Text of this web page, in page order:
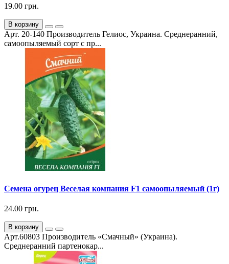
19.00 грн.
В корзину
Арт. 20-140 Производитель Гелиос, Украина. Среднеранний,
самоопыляемый сорт с пр...
Семена огурец Веселая компания F1 самоопыляемый (1г)
24.00 грн.
В корзину
Арт.60803 Производитель «Смачный» (Украина).
Среднеранний партенокар...